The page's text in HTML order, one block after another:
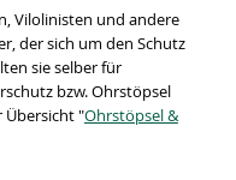
Vilolinisten und andere
der sich um den Schutz
sie selber für
bzw. Ohrstöpsel
Übersicht "Ohrstöpsel &